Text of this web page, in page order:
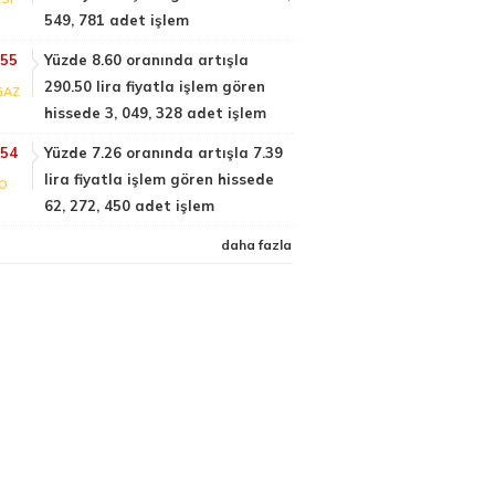
549, 781 adet işlem
Yüzde 8.60 oranında artışla
290.50 lira fiyatla işlem gören
hissede 3, 049, 328 adet işlem
Yüzde 7.26 oranında artışla 7.39
lira fiyatla işlem gören hissede
62, 272, 450 adet işlem
daha fazla